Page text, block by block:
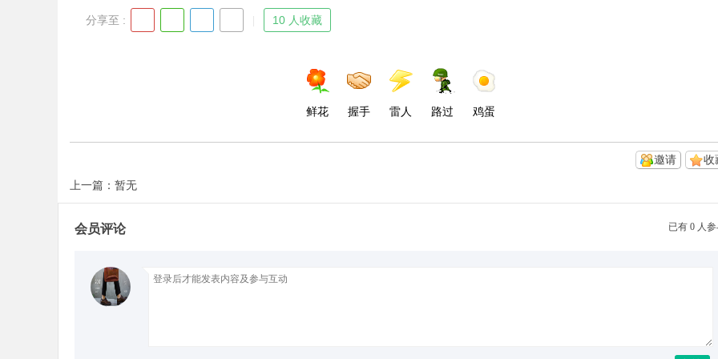
分享至 : 10 人收藏
鲜花 握手 雷人 路过 鸡蛋
收
邀请
上一篇：暂无
已有 0 人
会员评论